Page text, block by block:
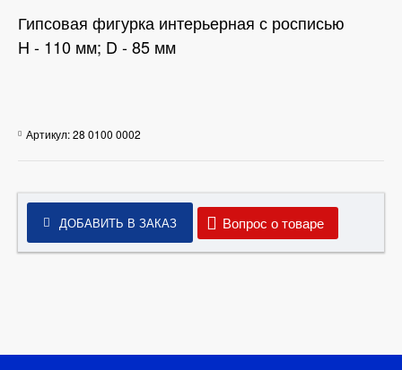
Гипсовая фигурка интерьерная с росписью
H - 110 мм; D - 85 мм
Артикул:28 0100 0002
ДОБАВИТЬ В ЗАКАЗ Вопрос о товаре